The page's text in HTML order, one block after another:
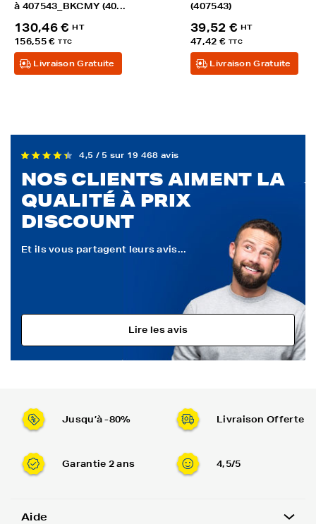
à 407543_BKCMY (40...
130,46 € HT
156,55 € TTC
Livraison Gratuite
(407543)
39,52 € HT
47,42 € TTC
Livraison Gratuite
4,5 / 5 sur 19 468 avis
NOS CLIENTS AIMENT LA
QUALITÉ À PRIX
DISCOUNT
Et ils vous partagent leurs avis...
Lire les avis
Jusqu’à -80% Livraison Offerte
Garantie 2 ans 4,5/5
Aide